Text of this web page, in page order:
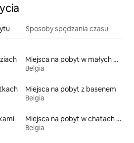
Sposoby spędzania czasu
Miejsca na pobyt w małych domkach
Belgia
Miejsca na pobyt z basenem
Belgia
Miejsca na pobyt w chatach pasterskich
Belgia